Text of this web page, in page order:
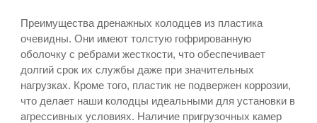
Преимущества дренажных колодцев из пластика
очевидны. Они имеют толстую гофрированную
оболочку с ребрами жесткости, что обеспечивает
долгий срок их службы даже при значительных
нагрузках. Кроме того, пластик не подвержен коррозии,
что делает наши колодцы идеальными для установки в
агрессивных условиях. Наличие пригрузочных камер